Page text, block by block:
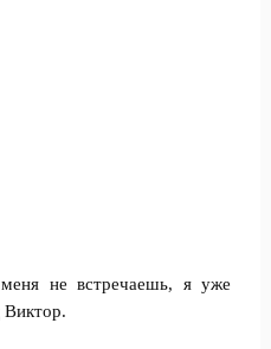
не встречаешь, я уже
Виктор.